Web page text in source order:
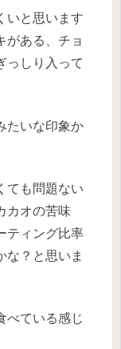
いと思います
がある、チョ
っしり入って
たいな印象か
ても問題ない
カオの苦味
ティング比率
な？と思いま
べている感じ